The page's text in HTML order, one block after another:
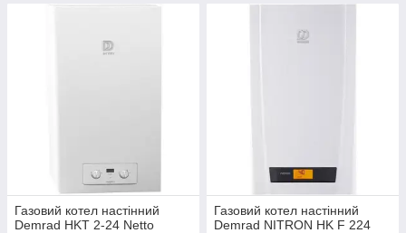
Газовий котел настінний
Demrad HKT 2-24 Netto
Газовий котел настінний
Demrad NITRON HK F 224